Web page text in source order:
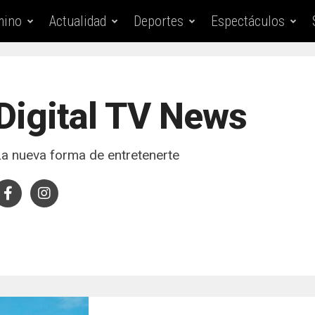
Actualidad Deportes Espectáculos
TV News
nueva forma de entretenerte